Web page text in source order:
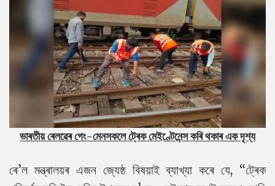
ভাৰতীয় ৰেলৱেৰ গেং-মেনসকলে ট্ৰেক মেইণ্টেনেন্স কৰি থকাৰ এক দৃশ্য
ৰে’ল মন্ত্ৰালয়ৰ এজন জ্যেষ্ঠ বিষয়াই ব্যাখ্যা কৰে যে, “ট্ৰেক